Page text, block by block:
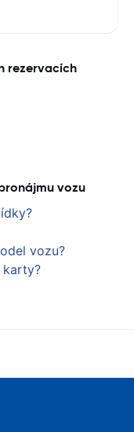
rezervacích
vozu
vozu?
karty?